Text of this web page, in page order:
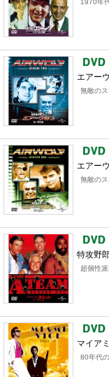
1970年
エアー
無敵の
エアー
無敵の
特攻野
超個性
マイア
80年代